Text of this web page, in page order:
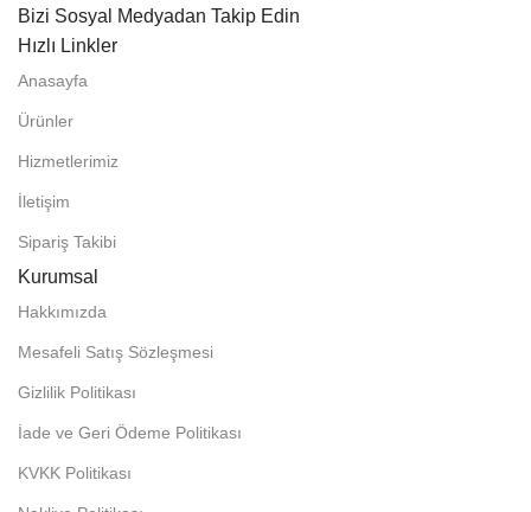
Bizi Sosyal Medyadan Takip Edin
Hızlı Linkler
Anasayfa
Ürünler
Hizmetlerimiz
İletişim
Sipariş Takibi
Kurumsal
Hakkımızda
Mesafeli Satış Sözleşmesi
Gizlilik Politikası
İade ve Geri Ödeme Politikası
KVKK Politikası